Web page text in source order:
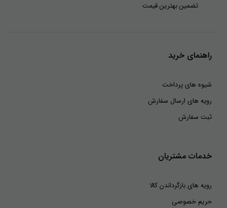
تضمین بهترین قیمت
راهنمای خرید
شیوه های پرداخت
رویه های ارسال سفارش
ثبت سفارش
خدمات مشتریان
رویه های بازگرداندن کالا
حریم خصوصی